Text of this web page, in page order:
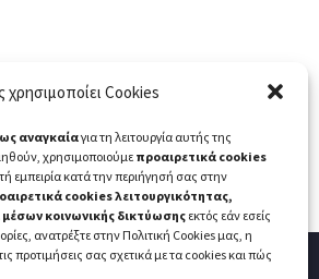
χρησιμοποίει Cookies
αναγκαίαγια τη λειτουργία αυτής της
χρησιμοποιούμε προαιρετικά cookies
εμπειρία κατά την περιήγησή σας στην
cookies λειτουργικότητας,
κοινωνικής δικτύωσης εκτός εάν εσείς
ανατρέξτε στην Πολιτική Cookies μας, η
προτιμήσεις σας σχετικά με τα cookies και πώς